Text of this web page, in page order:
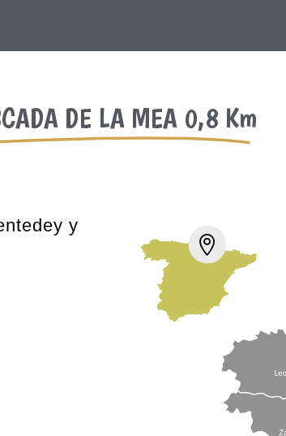
DE LA MEA 0,8 Km
y
